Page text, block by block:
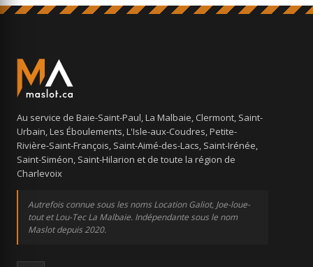
Au service de Baie-Saint-Paul, La Malbaie, Clermont, Saint-
Urbain, Les Éboulements, L'Isle-aux-Coudres, Petite-
Rivière-Saint-François, Saint-Aimé-des-Lacs, Saint-Irénée,
Saint-Siméon, Saint-Hilarion et de toute la région de
Charlevoix
Autrefois connue sous les noms Location Galiot, Joe-loue-
tout et Lou-Tec La Malbaie. Indépendante sous le nom
Maslot depuis 2020.